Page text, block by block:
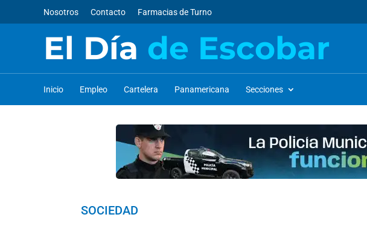
Nosotros Contacto Farmacias de Turno
El Día de Escobar
Inicio Empleo Cartelera Panamericana Secciones
SOCIEDAD